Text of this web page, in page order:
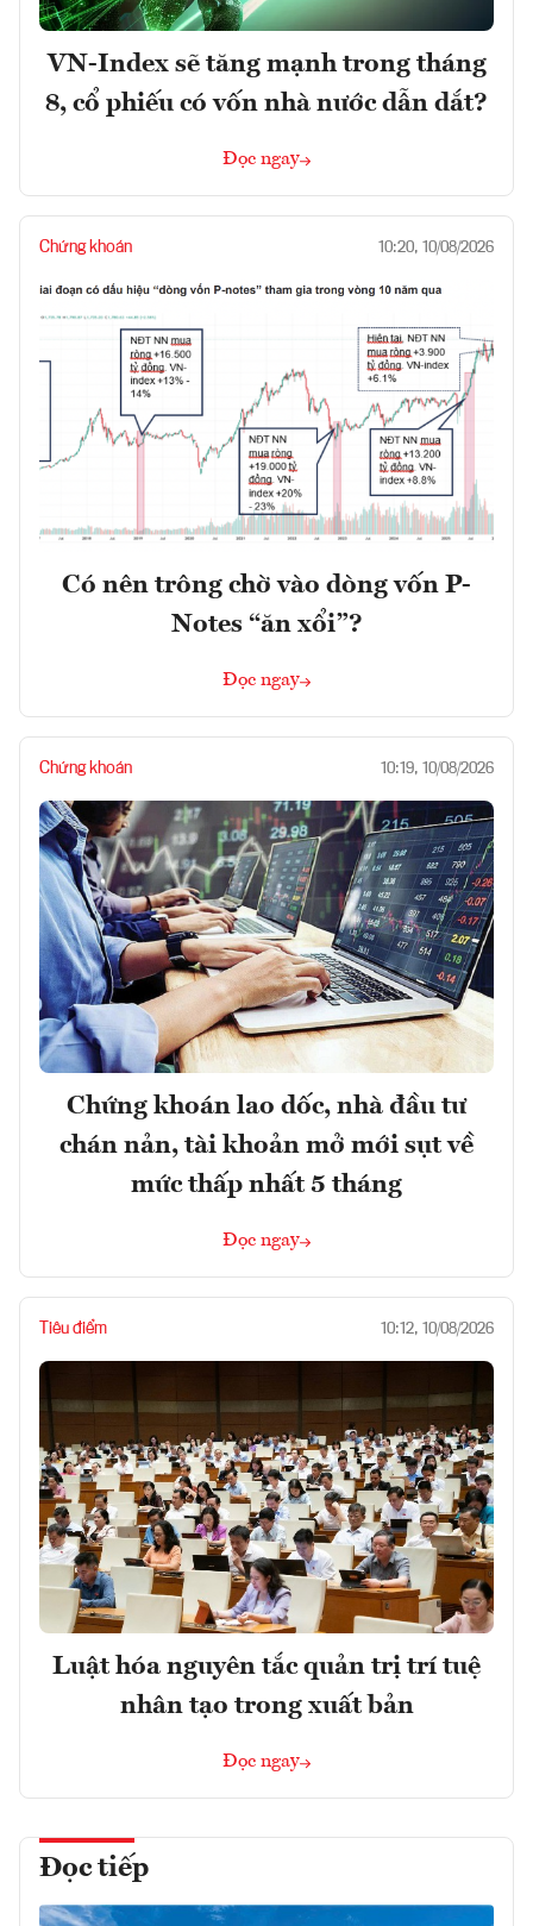
VN-Index sẽ tăng mạnh trong tháng
8, cổ phiếu có vốn nhà nước dẫn dắt?
Đọc ngay
Chứng khoán 10:20, 10/08/2026
Có nên trông chờ vào dòng vốn P-
Notes “ăn xổi”?
Đọc ngay
Chứng khoán 10:19, 10/08/2026
Chứng khoán lao dốc, nhà đầu tư
chán nản, tài khoản mở mới sụt về
mức thấp nhất 5 tháng
Đọc ngay
Tiêu điểm 10:12, 10/08/2026
Luật hóa nguyên tắc quản trị trí tuệ
nhân tạo trong xuất bản
Đọc ngay
Đọc tiếp